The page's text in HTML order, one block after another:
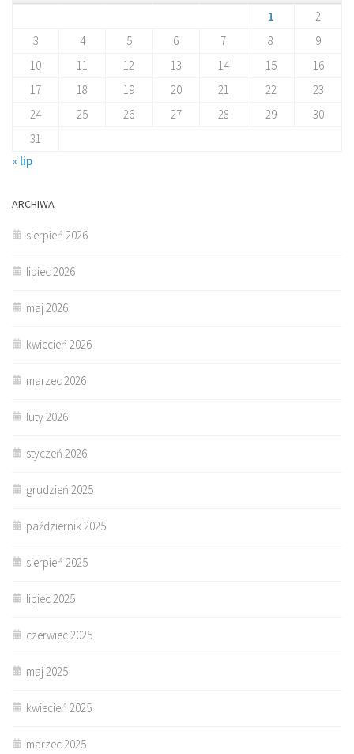
1
2
3
4 5 6 7 8
9
10
11 12 13 14 15
16
17
18 19 20 21 22
23
24
25 26 27 28 29
30
31
« lip
ARCHIWA
sierpień 2026
lipiec 2026
maj 2026
kwiecień 2026
marzec 2026
luty 2026
styczeń 2026
grudzień 2025
październik 2025
sierpień 2025
lipiec 2025
czerwiec 2025
maj 2025
kwiecień 2025
marzec 2025